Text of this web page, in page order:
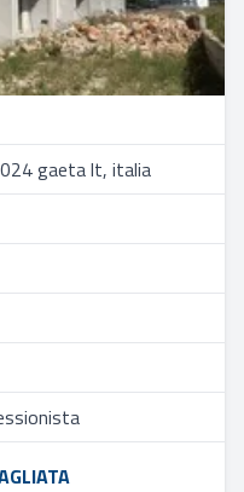
gaeta lt, italia